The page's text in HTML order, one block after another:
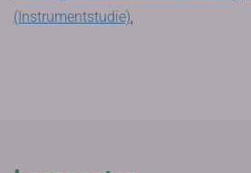
(Instrumentstudie),